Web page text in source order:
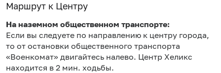
Маршрут к Центру
На наземном общественном транспорте:
Если вы следуете по направлению к центру города,
то от остановки общественного транспорта
«Военкомат» двигайтесь налево. Центр Хеликс
находится в 2 мин. ходьбы.